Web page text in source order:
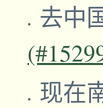
去中
现在